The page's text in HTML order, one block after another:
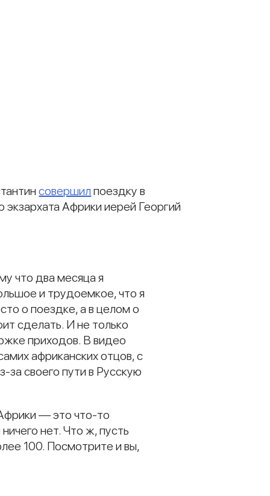
совершил поездку в
Африки иерей Георгий
что два месяца я
и трудоемкое, что я
о поездке, а в целом о
сделать. И не только
приходов. В видео
африканских отцов, с
за своего пути в Русскую
— это что-то
нет. Что ж, пусть
100. Посмотрите и вы,